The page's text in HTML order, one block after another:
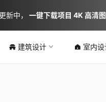
建筑设计 室内设
新中， 一键下载项目 4K 高清